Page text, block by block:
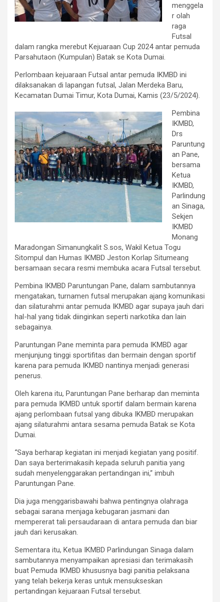
menggela
r olah
raga
Futsal
dalam rangka merebut Kejuaraan Cup 2024 antar pemuda
Parsahutaon (Kumpulan) Batak se Kota Dumai.
Perlombaan kejuaraan Futsal antar pemuda IKMBD ini
dilaksanakan di lapangan futsal, Jalan Merdeka Baru,
Kecamatan Dumai Timur, Kota Dumai, Kamis (23/5/2024).
Pembina
IKMBD,
Drs
Paruntung
an Pane,
bersama
Ketua
IKMBD,
Parlindung
an Sinaga,
Sekjen
IKMBD
Monang
Maradongan Simanungkalit S.sos, Wakil Ketua Togu
Sitompul dan Humas IKMBD Jeston Korlap Situmeang
bersamaan secara resmi membuka acara Futsal tersebut.
Pembina IKMBD Paruntungan Pane, dalam sambutannya
mengatakan, turnamen futsal merupakan ajang komunikasi
dan silaturahmi antar pemuda IKMBD agar supaya jauh dari
hal-hal yang tidak diinginkan seperti narkotika dan lain
sebagainya.
Paruntungan Pane meminta para pemuda IKMBD agar
menjunjung tinggi sportifitas dan bermain dengan sportif
karena para pemuda IKMBD nantinya menjadi generasi
penerus.
Oleh karena itu, Paruntungan Pane berharap dan meminta
para pemuda IKMBD untuk sportif dalam bermain karena
ajang perlombaan futsal yang dibuka IKMBD merupakan
ajang silaturahmi antara sesama pemuda Batak se Kota
Dumai.
“Saya berharap kegiatan ini menjadi kegiatan yang positif.
Dan saya berterimakasih kepada seluruh panitia yang
sudah menyelenggarakan pertandingan ini,” imbuh
Paruntungan Pane.
Dia juga menggarisbawahi bahwa pentingnya olahraga
sebagai sarana menjaga kebugaran jasmani dan
mempererat tali persaudaraan di antara pemuda dan biar
jauh dari kerusakan.
Sementara itu, Ketua IKMBD Parlindungan Sinaga dalam
sambutannya menyampaikan apresiasi dan terimakasih
buat Pemuda IKMBD khususnya bagi panitia pelaksana
yang telah bekerja keras untuk mensukseskan
pertandingan kejuaraan Futsal tersebut.